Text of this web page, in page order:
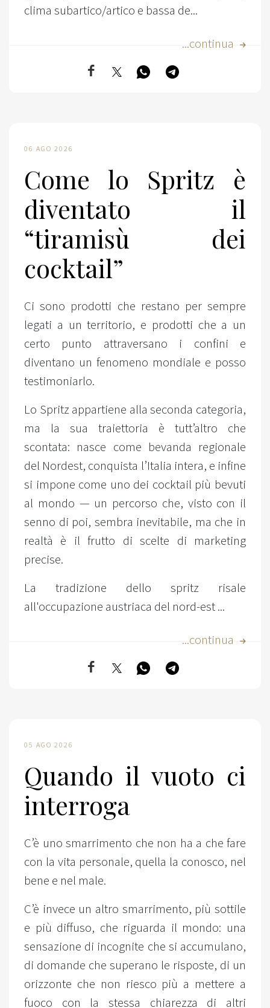
clima subartico/artico e bassa de...
...continua
06 AGO 2026
Come lo Spritz è
diventato il
“tiramisù dei
cocktail”
Ci sono prodotti che restano per sempre
legati a un territorio, e prodotti che a un
certo punto attraversano i confini e
diventano un fenomeno mondiale e posso
testimoniarlo.
Lo Spritz appartiene alla seconda categoria,
ma la sua traiettoria è tutt’altro che
scontata: nasce come bevanda regionale
del Nordest, conquista l’Italia intera, e infine
si impone come uno dei cocktail più bevuti
al mondo — un percorso che, visto con il
senno di poi, sembra inevitabile, ma che in
realtà è il frutto di scelte di marketing
precise.
La tradizione dello spritz risale
all'occupazione austriaca del nord-est ...
...continua
05 AGO 2026
Quando il vuoto ci
interroga
C’è uno smarrimento che non ha a che fare
con la vita personale, quella la conosco, nel
bene e nel male.
C’è invece un altro smarrimento, più sottile
e più diffuso, che riguarda il mondo: una
sensazione di incognite che si accumulano,
di domande che superano le risposte, di un
orizzonte che non riesco più a mettere a
fuoco con la stessa chiarezza di altri